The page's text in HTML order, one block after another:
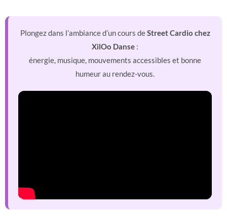
Plongez dans l’ambiance d’un cours deStreet Cardio chez
XilOo Danse :
énergie, musique, mouvements accessibles et bonne
humeur au rendez-vous.